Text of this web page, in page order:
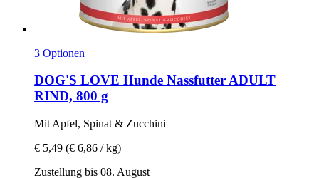
3 Optionen
DOG'S LOVE Hunde Nassfutter ADULT
RIND, 800 g
Mit Apfel, Spinat & Zucchini
€ 5,49 (€ 6,86 / kg)
Zustellung bis 08. August